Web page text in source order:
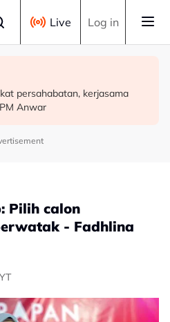
Live Log in
ditahan bantu siasatan
agama
undang senjata api diperketat
di sekolah
persahabatan, kerjasama
Anwar
Pilih calon
- Fadhlina